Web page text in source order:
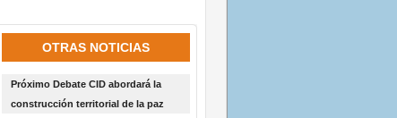
OTRAS NOTICIAS
Próximo Debate CID abordará la
construcción territorial de la paz